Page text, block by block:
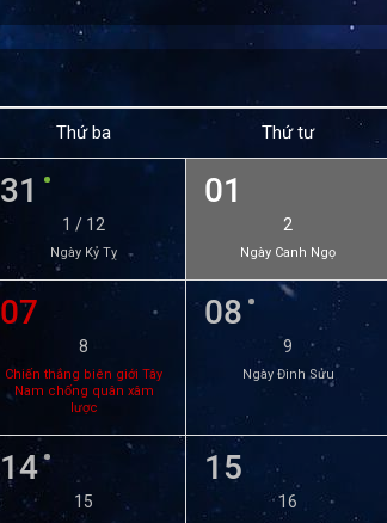
Thứ ba Thứ tư
31
1 / 12
Ngày Kỷ Tỵ
01
2
Ngày Canh Ngọ
07
8
Chiến thắng biên giới Tây
Nam chống quân xâm
lược
08
9
Ngày Đinh Sửu
14
15
15
16